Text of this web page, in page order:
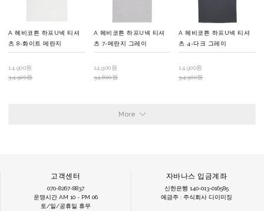
A 헤비코튼 하프U넥 티셔
츠 8-화이트 메란지
14,900원
34,900원
A 헤비코튼 하프U넥 티셔
츠 7-메란지 그레이
14,900원
34,800원
A 헤비코튼 하프U넥 티셔
츠 4-다크 그레이
14,900원
34,900원
More
고객센터
070-8267-8837
운영시간 AM 10 - PM 06
토/일/공휴일 휴무
자바나스 입금계좌
신한은행 140-013-016585
예금주 : 주식회사 디이미징